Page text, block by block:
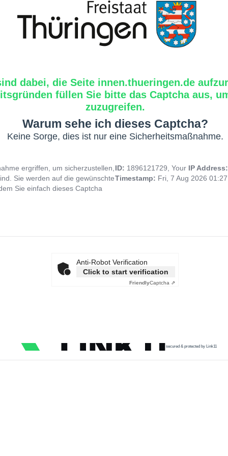
dabei, die Seite innen.thueringen.de
füllen Sie bitte das Captcha aus,
zuzugreifen.
Warum sehe ich dieses Captcha?
Keine Sorge, dies ist nur eine Sicherheitsmaßnahme.
ergriffen, um sicherzustellen,
Sie werden auf die gewünschte
Sie einfach dieses Captcha
ID: 1896121729, Your IP
Timestamp: Fri, 7 Aug 2026
Anti-Robot Verification
Click to start verification
FriendlyCaptcha ⇗
secured & protected by Link11